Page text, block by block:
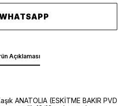
Açıklaması
ANATOLIA (ESKİTME BAKIR PVD